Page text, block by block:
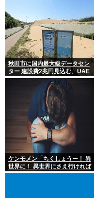
秋田市に国内最大級データセン
ター 建設費2兆円見込む、UAE
など投資
ケンモメン「ちくしょうー！ 異
世界に！ 異世界にさえ行ければ
ー！(;△;)」 どうなるの？